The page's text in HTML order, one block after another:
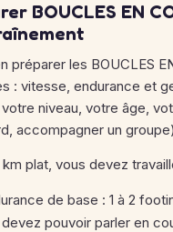
BOUCLES EN
préparer les BOUCLES
: vitesse, endurance et
niveau, votre âge,
accompagner un
km plat, vous devez
de base : 1 à 2
pouvoir parler en